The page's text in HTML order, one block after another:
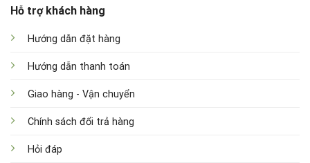
Hỗ trợ khách hàng
Hướng dẫn đặt hàng
Hướng dẫn thanh toán
Giao hàng - Vận chuyển
Chính sách đổi trả hàng
Hỏi đáp